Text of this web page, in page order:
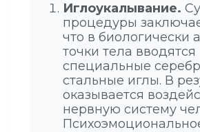
Иглоукалывание.
процедуры
что в биологически
точки тела вводятся
специальные
стальные иглы. В
оказывается
нервную систему